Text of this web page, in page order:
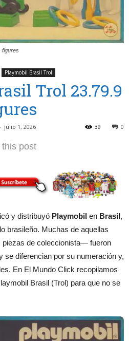
figures
Playmobil Brasil Trol
Trol 23.79.9
julio 1, 2026 0
39
this post
y distribuyó Playmobil en Brasil,
brasileño. Muchas de aquellas
de coleccionista— fueron
se diferencian por su numeración y,
En El Mundo Click recopilamos
Brasil (Trol) para que no se